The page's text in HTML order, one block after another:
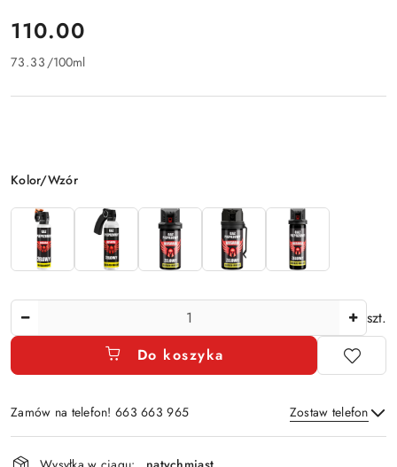
cena:
110.00
73.33 /100ml
Wariant
Kolor/Wzór
szt.
Do koszyka
Zamów na telefon! 663 663 965 Zostaw telefon
Dostępność